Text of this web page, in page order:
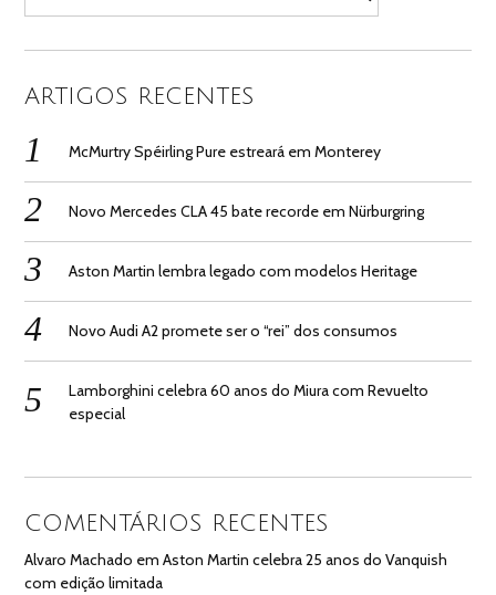
ARTIGOS RECENTES
McMurtry Spéirling Pure estreará em Monterey
Novo Mercedes CLA 45 bate recorde em Nürburgring
Aston Martin lembra legado com modelos Heritage
Novo Audi A2 promete ser o “rei” dos consumos
Lamborghini celebra 60 anos do Miura com Revuelto
especial
COMENTÁRIOS RECENTES
Alvaro Machado emAston Martin celebra 25 anos do Vanquish
com edição limitada